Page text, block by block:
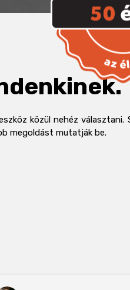
közül nehéz választani.
megoldást mutatják be.